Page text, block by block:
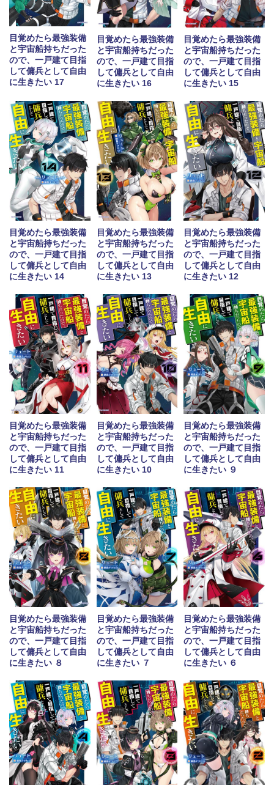
目覚めたら最強装備
と宇宙船持ちだった
ので、一戸建て目指
して傭兵として自由
に生きたい 17
目覚めたら最強装備
と宇宙船持ちだった
ので、一戸建て目指
して傭兵として自由
に生きたい 16
目覚めたら最強装備
と宇宙船持ちだった
ので、一戸建て目指
して傭兵として自由
に生きたい 15
目覚めたら最強装備
と宇宙船持ちだった
ので、一戸建て目指
して傭兵として自由
に生きたい 14
目覚めたら最強装備
と宇宙船持ちだった
ので、一戸建て目指
して傭兵として自由
に生きたい 13
目覚めたら最強装備
と宇宙船持ちだった
ので、一戸建て目指
して傭兵として自由
に生きたい 12
目覚めたら最強装備
と宇宙船持ちだった
ので、一戸建て目指
して傭兵として自由
に生きたい 11
目覚めたら最強装備
と宇宙船持ちだった
ので、一戸建て目指
して傭兵として自由
に生きたい 10
目覚めたら最強装備
と宇宙船持ちだった
ので、一戸建て目指
して傭兵として自由
に生きたい ９
目覚めたら最強装備
と宇宙船持ちだった
ので、一戸建て目指
して傭兵として自由
に生きたい ８
目覚めたら最強装備
と宇宙船持ちだった
ので、一戸建て目指
して傭兵として自由
に生きたい ７
目覚めたら最強装備
と宇宙船持ちだった
ので、一戸建て目指
して傭兵として自由
に生きたい ６